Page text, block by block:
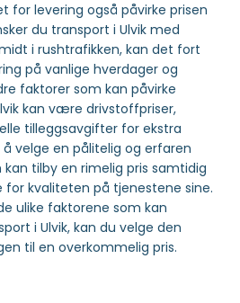
for levering også påvirke prisen
du transport i Ulvik med
i rushtrafikken, kan det fort
på vanlige hverdager og
faktorer som kan påvirke
kan være drivstoffpriser,
tilleggsavgifter for ekstra
velge en pålitelig og erfaren
kan tilby en rimelig pris samtidig
kvaliteten på tjenestene sine.
ulike faktorene som kan
i Ulvik, kan du velge den
til en overkommelig pris.